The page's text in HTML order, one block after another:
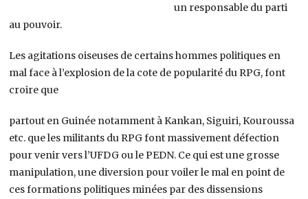
un responsable du parti
au pouvoir.
Les agitations oiseuses de certains hommes politiques en
mal face à l’explosion de la cote de popularité du RPG, font
croire que
partout en Guinée notamment à Kankan, Siguiri, Kouroussa
etc. que les militants du RPG font massivement défection
pour venir vers l’UFDG ou le PEDN. Ce qui est une grosse
manipulation, une diversion pour voiler le mal en point de
ces formations politiques minées par des dissensions